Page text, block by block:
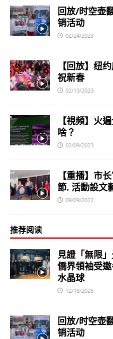
回放/时空壶
销活动
02/24/2023
【回放】纽
祝新春
02/13/2023
【視頻】火
啥？
02/09/2023
【重播】市
節. 活動設文
09/09/2022
推荐阅读
見證「無限
僑界領袖受
水晶球
12/18/2025
回放/时空壶
销活动